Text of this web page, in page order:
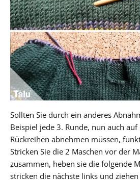
Sollten Sie durch ein anderes
Beispiel jede 3. Runde, nun auch
Rückreihen abnehmen müssen,
Stricken Sie die 2 Maschen vor der
zusammen, heben sie die folgende
stricken die nächste links und